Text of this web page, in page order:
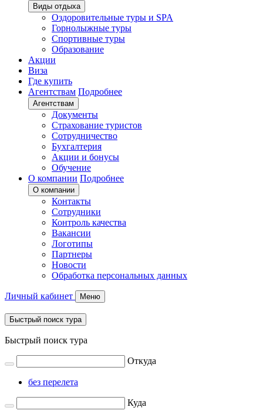
Виды отдыха
Оздоровительные туры и SPA
Горнолыжные туры
Спортивные туры
Образование
Акции
Виза
Где купить
Агентствам Подробнее
Агентствам
Документы
Страхование туристов
Сотрудничество
Бухгалтерия
Акции и бонусы
Обучение
О компании Подробнее
О компании
Контакты
Сотрудники
Контроль качества
Вакансии
Логотипы
Партнеры
Новости
Обработка персональных данных
Личный кабинет Меню
Быстрый поиск тура
Быстрый поиск тура
Откуда
без перелета
Куда